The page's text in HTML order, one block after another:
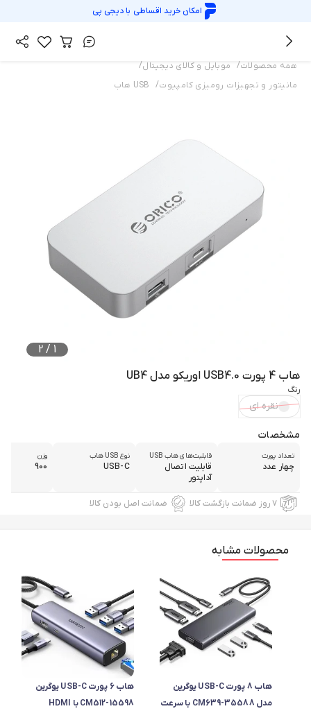
امکان خرید اقساطی بادیجی پی
همه محصولات/ موبایل و کالای دیجیتال/
مانیتور و تجهیزات رومیزی کامپیوت/ USB هاب
1
/
2
هاب 4 پورت USB4.0 اوریکو مدل UB4
رنگ
نقره ای
مشخصات
تعداد پورت‌
چهار عدد
قابلیت‌های هاب USB
قابلیت اتصال
آداپتور
نوع USB هاب
USB-C
وزن
900
۷ روز ضمانت بازگشت کالا ضمانت اصل بودن کالا
محصولات مشابه
هاب 8 پورت USB-C یوگرین
مدل CM639-35588 با سرعت
هاب 6 پورت USB-C یوگرین
CM512-15598 با HDMI